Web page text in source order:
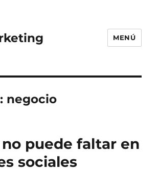
MENÚ
negocio
puede faltar en
sociales